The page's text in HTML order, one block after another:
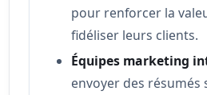
pour renforcer la
fidéliser leurs clients.
Équipes marketing
envoyer des résumés